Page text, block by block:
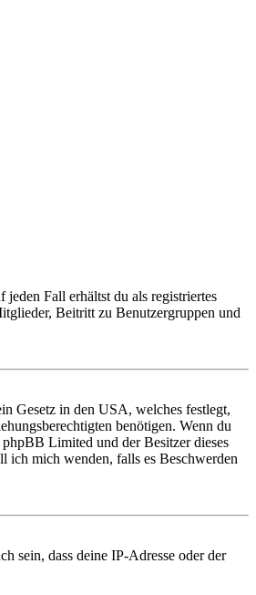
Fall erhältst du als registriertes
Beitritt zu Benutzergruppen und
Gesetz in den USA, welches festlegt,
benötigen. Wenn du
Limited und der Besitzer dieses
ich mich wenden, falls es Beschwerden
sein, dass deine IP-Adresse oder der